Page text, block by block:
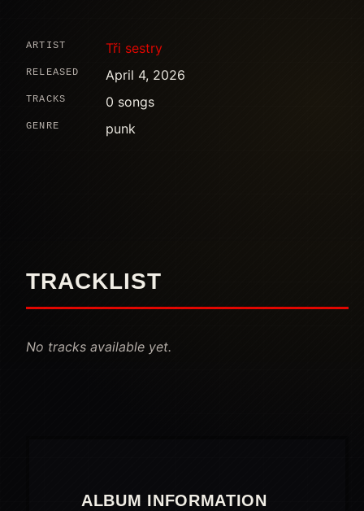
ARTIST Tři sestry
RELEASED April 4, 2026
TRACKS 0 songs
GENRE punk
TRACKLIST
No tracks available yet.
ALBUM INFORMATION